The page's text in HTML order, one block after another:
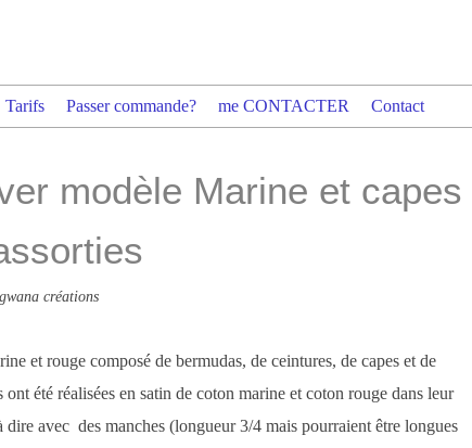
Tarifs Passer commande? me CONTACTER Contact
modèle Marine et capes
créations
et rouge composé de bermudas, de ceintures, de capes et de
été réalisées en satin de coton marine et coton rouge dans leur
dire avec des manches (longueur 3/4 mais pourraient être longues